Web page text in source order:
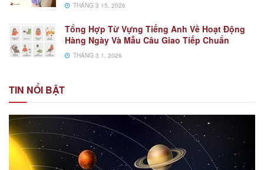
THÁNG 3 15, 2026
Tổng Hợp Từ Vựng Tiếng Anh Về Hoạt Động
Hàng Ngày Và Mẫu Câu Giao Tiếp Chuẩn
THÁNG 3 1, 2026
TIN NỔI BẬT